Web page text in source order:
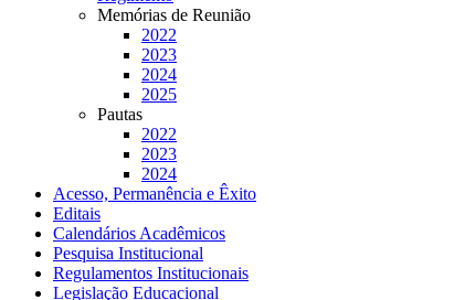
Memórias de Reunião
2022
2023
2024
2025
Pautas
2022
2023
2024
Acesso, Permanência e Êxito
Editais
Calendários Acadêmicos
Pesquisa Institucional
Regulamentos Institucionais
Legislação Educacional